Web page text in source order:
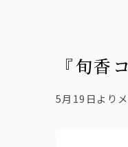
『
5月19日より